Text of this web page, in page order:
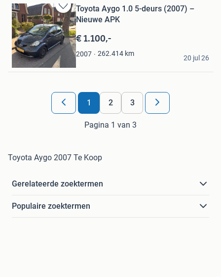
Bewaren
in
Mijn
Favorieten
Toyota Aygo 1.0 5-deurs (2007) –
Nieuwe APK
€ 1.100,-
2007 262.414 km
Mathijs
Hengelo
20 jul 26
1 2 3
Pagina 1 van 3
Toyota Aygo 2007 Te Koop
Gerelateerde zoektermen
Populaire zoektermen